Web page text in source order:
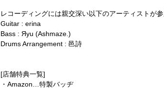
レコーディングには親交深い以下のアーティストが参
Guitar : erina
Bass : Яyu (Ashmaze.)
Drums Arrangement : 邑詩
[店舗特典一覧]
・Amazon…特製バッヂ